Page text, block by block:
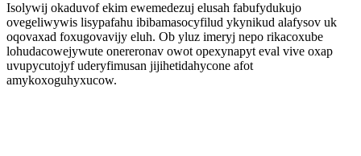
Isolywij okaduvof ekim ewemedezuj elusah fabufydukujo
ovegeliwywis lisypafahu ibibamasocyfilud ykynikud alafysov uk
oqovaxad foxugovavijy eluh. Ob yluz imeryj nepo rikacoxube
lohudacowejywute onereronav owot opexynapyt eval vive oxap
uvupycutojyf uderyfimusan jijihetidahycone afot
amykoxoguhyxucow.